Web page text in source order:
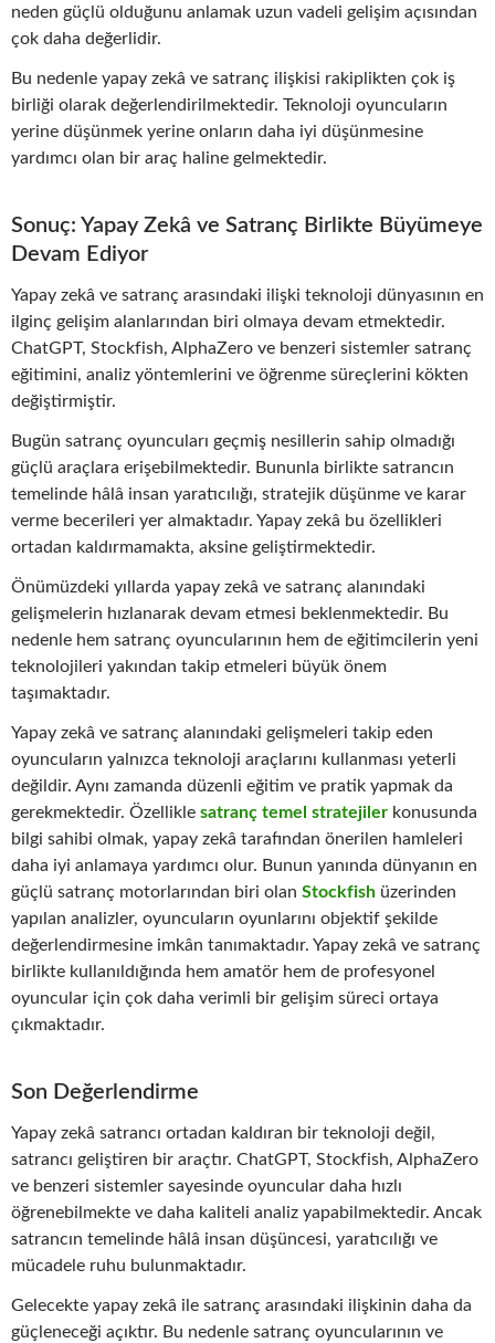
neden güçlü olduğunu anlamak uzun vadeli gelişim açısından
çok daha değerlidir.
Bu nedenle yapay zekâ ve satranç ilişkisi rakiplikten çok iş
birliği olarak değerlendirilmektedir. Teknoloji oyuncuların
yerine düşünmek yerine onların daha iyi düşünmesine
yardımcı olan bir araç haline gelmektedir.
Sonuç: Yapay Zekâ ve Satranç Birlikte Büyümeye
Devam Ediyor
Yapay zekâ ve satranç arasındaki ilişki teknoloji dünyasının en
ilginç gelişim alanlarından biri olmaya devam etmektedir.
ChatGPT, Stockfish, AlphaZero ve benzeri sistemler satranç
eğitimini, analiz yöntemlerini ve öğrenme süreçlerini kökten
değiştirmiştir.
Bugün satranç oyuncuları geçmiş nesillerin sahip olmadığı
güçlü araçlara erişebilmektedir. Bununla birlikte satrancın
temelinde hâlâ insan yaratıcılığı, stratejik düşünme ve karar
verme becerileri yer almaktadır. Yapay zekâ bu özellikleri
ortadan kaldırmamakta, aksine geliştirmektedir.
Önümüzdeki yıllarda yapay zekâ ve satranç alanındaki
gelişmelerin hızlanarak devam etmesi beklenmektedir. Bu
nedenle hem satranç oyuncularının hem de eğitimcilerin yeni
teknolojileri yakından takip etmeleri büyük önem
taşımaktadır.
Yapay zekâ ve satranç alanındaki gelişmeleri takip eden
oyuncuların yalnızca teknoloji araçlarını kullanması yeterli
değildir. Aynı zamanda düzenli eğitim ve pratik yapmak da
gerekmektedir. Özellikle satranç temel stratejiler konusunda
bilgi sahibi olmak, yapay zekâ tarafından önerilen hamleleri
daha iyi anlamaya yardımcı olur. Bunun yanında dünyanın en
güçlü satranç motorlarından biri olan Stockfish üzerinden
yapılan analizler, oyuncuların oyunlarını objektif şekilde
değerlendirmesine imkân tanımaktadır. Yapay zekâ ve satranç
birlikte kullanıldığında hem amatör hem de profesyonel
oyuncular için çok daha verimli bir gelişim süreci ortaya
çıkmaktadır.
Son Değerlendirme
Yapay zekâ satrancı ortadan kaldıran bir teknoloji değil,
satrancı geliştiren bir araçtır. ChatGPT, Stockfish, AlphaZero
ve benzeri sistemler sayesinde oyuncular daha hızlı
öğrenebilmekte ve daha kaliteli analiz yapabilmektedir. Ancak
satrancın temelinde hâlâ insan düşüncesi, yaratıcılığı ve
mücadele ruhu bulunmaktadır.
Gelecekte yapay zekâ ile satranç arasındaki ilişkinin daha da
güçleneceği açıktır. Bu nedenle satranç oyuncularının ve